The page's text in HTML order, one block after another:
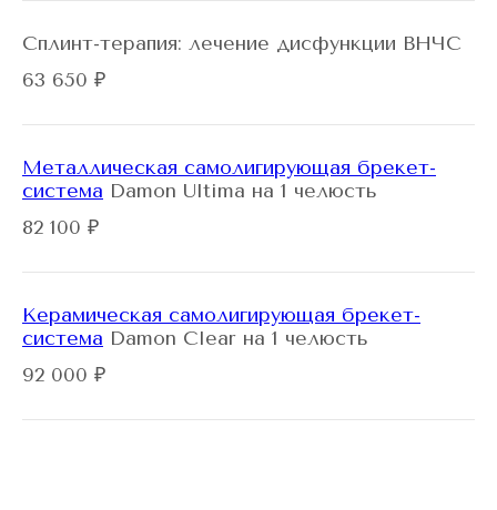
Сплинт-терапия: лечение дисфункции ВНЧС
63 650 ₽
Металлическая самолигирующая брекет-
система Damon Ultima на 1 челюсть
82 100 ₽
Керамическая самолигирующая брекет-
система Damon Clear на 1 челюсть
92 000 ₽